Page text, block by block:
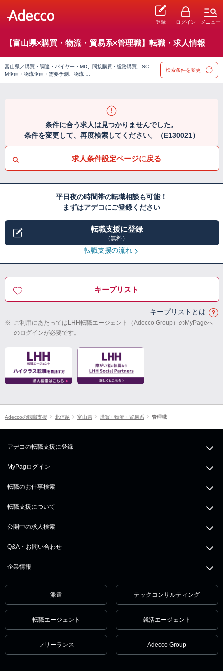
登録 ログイン メニュー
【富山県×購買・物流・貿易系×管理職】転職・求人情報
富山県／購買・調達・バイヤー・MD、間接購買・総務購買、SC
M企画・物流企画・需要予測、物流 …
検索条件を変更
条件に合う求人は見つかりませんでした。
条件を変更して、再度検索してください。（E130021）
求人条件設定ページに戻る
平日夜の時間帯の転職相談も可能！
まずはアデコにご登録ください
転職支援に登録
（無料）
転職支援の流れ
キープリスト
キープリストとは
※ ご利用にあたってはLHH転職エージェント（Adecco Group）のMyPageへ
のログインが必要です。
Adeccoの転職支援 北信越 富山県 購買・物流・貿易系 管理職
アデコの転職支援に登録
MyPagログイン
転職のお仕事検索
転職支援について
公開中の求人検索
Q&A・お問い合わせ
企業情報
派遣 テックコンサルティング
転職エージェント 就活エージェント
フリーランス Adecco Group